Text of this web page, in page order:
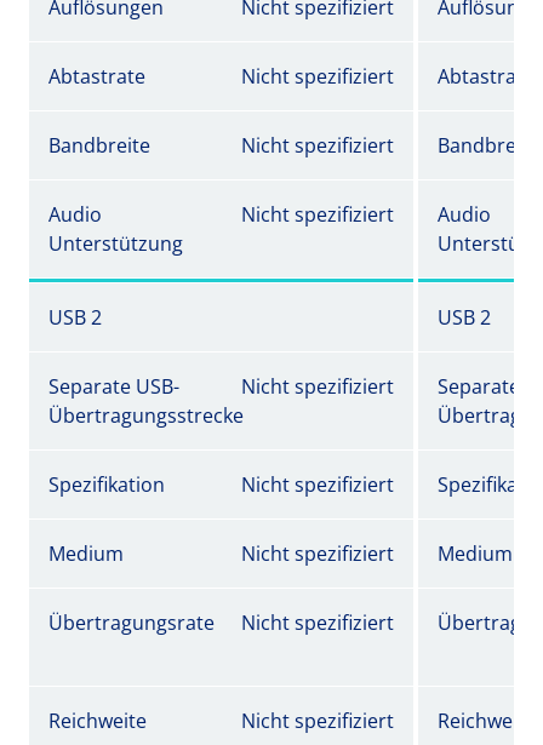
Auflösungen Nicht spezifiziert
Abtastrate Nicht spezifiziert Abtastrate
Bandbreite Nicht spezifiziert Bandbreite
Audio
Unterstützung
Nicht spezifiziert
Audio
USB 2 USB 2
Separate USB-
Übertragungsstrecke
Nicht spezifiziert
Separate
Spezifikation Nicht spezifiziert
Medium Nicht spezifiziert Medium
Übertragungsrate Nicht spezifiziert
Reichweite Nicht spezifiziert Reichweite